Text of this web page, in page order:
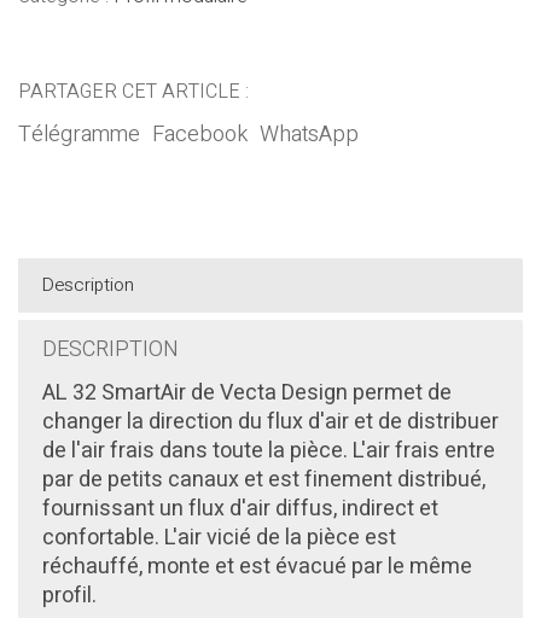
PARTAGER CET ARTICLE :
Télégramme Facebook WhatsApp
Description
DESCRIPTION
AL 32 SmartAir de Vecta Design permet de
changer la direction du flux d'air et de distribuer
de l'air frais dans toute la pièce. L'air frais entre
par de petits canaux et est finement distribué,
fournissant un flux d'air diffus, indirect et
confortable. L'air vicié de la pièce est
réchauffé, monte et est évacué par le même
profil.